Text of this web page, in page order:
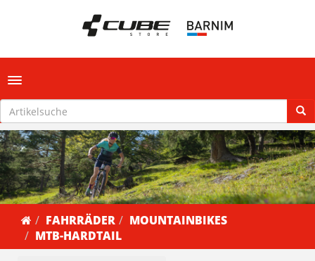
Toggle navigation
FAHRRÄDER
MOUNTAINBIKES
MTB-HARDTAIL